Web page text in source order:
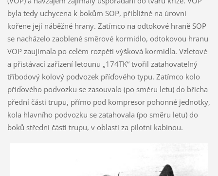
byla tedy uchycena k bokům SOP, přibližně na úrovni
kořene její náběžné hrany. Zatímco na odtokové hraně SOP
se nacházelo zaoblené směrové kormidlo, odtokovou hranu
VOP zaujímala po celém rozpětí výšková kormidla. Vzletové
a přistávací zařízení letounu „174TK“ tvořil zatahovatelný
tříbodový kolový podvozek příďového typu. Zatímco kolo
příďového podvozku se zasouvalo (po směru letu) do břicha
přední části trupu, přímo pod kompresor pohonné jednotky,
kola hlavního podvozku se zatahovala (po směru letu) do
boků střední části trupu, v oblasti za pilotní kabinou.